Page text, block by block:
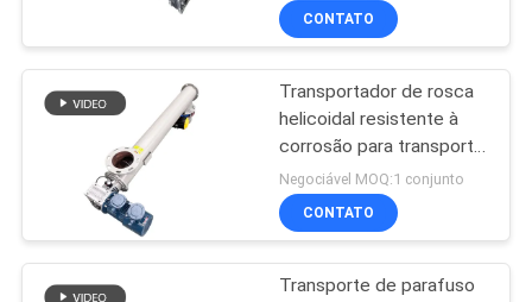
PEÇA
UMAS
CITAÇÕES
SITEMAP
CONTATO
Transportador de rosca
helicoidal resistente à
corrosão para transporte
de pó de grãos e
minerais
Negociável MOQ:1 conjunto
CONTATO
Transporte de parafuso